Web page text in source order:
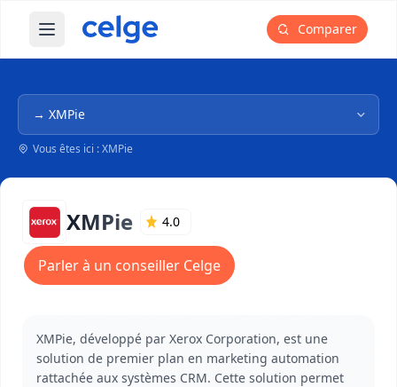
Ouvrir le menu principal Comparer
Navigation dans l'arborescence
Vous êtes ici : XMPie
XMPie 4.0
Parler à un conseiller Celge
XMPie, développé par Xerox Corporation, est une
solution de premier plan en marketing automation
rattachée aux systèmes CRM. Cette solution permet